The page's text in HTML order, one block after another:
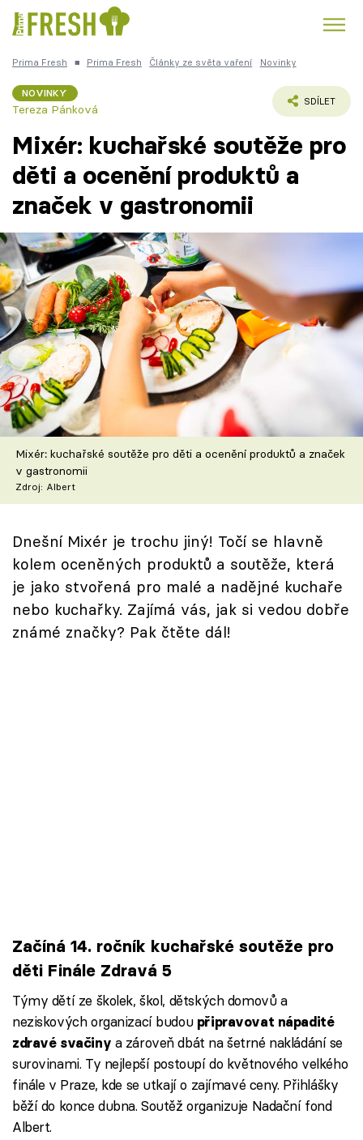
Česká kuchyně
Témata
Recepty
Články
TV Program
Škola vaření
Recepty z TV
Speciál: Cuketa
Těhotnej kuchař
Sledujte prima+
Přihlášení
Prima Fresh ■ Prima Fresh Články ze světa vaření Novinky
NOVINKY
Tereza Pánková
SDÍLET
Mixér: kuchařské soutěže pro
děti a ocenění produktů a
značek v gastronomii
Mixér: kuchařské soutěže pro děti a ocenění produktů a značek
v gastronomii
Zdroj: Albert
Dnešní Mixér je trochu jiný! Točí se hlavně
kolem oceněných produktů a soutěže, která
je jako stvořená pro malé a nadějné kuchaře
nebo kuchařky. Zajímá vás, jak si vedou dobře
známé značky? Pak čtěte dál!
Začíná 14. ročník kuchařské soutěže pro
děti Finále Zdravá 5
Týmy dětí ze školek, škol, dětských domovů a
neziskových organizací budou připravovat nápadité
zdravé svačiny a zároveň dbát na šetrné nakládání se
surovinami. Ty nejlepší postoupí do květnového velkého
finále v Praze, kde se utkají o zajímavé ceny. Přihlášky
běží do konce dubna. Soutěž organizuje Nadační fond
Albert.